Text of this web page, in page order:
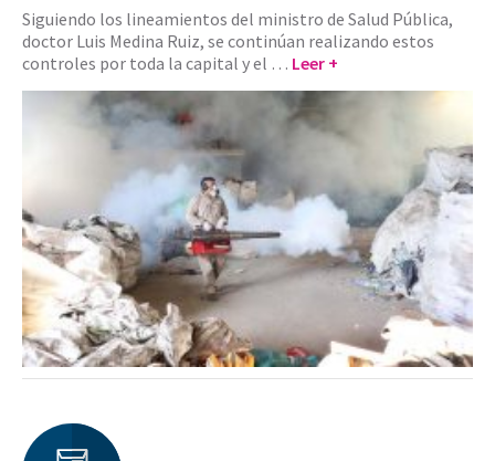
Siguiendo los lineamientos del ministro de Salud Pública,
doctor Luis Medina Ruiz, se continúan realizando estos
controles por toda la capital y el … Leer +